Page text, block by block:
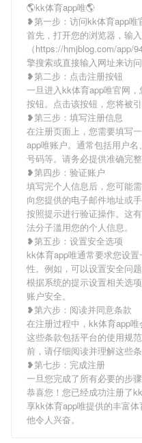
🌎kk体育app唯🌎
❥第一步：访问kk体育app唯
首先，打开您的浏览器，输
（https://hmjblog.com/app/
擎搜索或直接输入网址来访问
❥第二步：点击注册按钮
一旦进入kk体育app唯官网
按钮。点击该按钮，您将被引
❥第三步：填写注册信息
在注册页面上，您需要填写
app唯账户。通常包括用户
号码等。请务必提供准确完
❥第四步：验证账户
填写完个人信息后，您可能
向您提供的电子邮件地址或
按照提示进行验证操作。这
法分子滥用您的个人信息。
❥第五步：设置安全选项
kk体育app唯通常要求您设
性。例如，可以设置安全问
根据系统的提示设置相关选
账户安全。
❥第六步：阅读并同意条款
在注册过程中，kk体育app唯
这些条款包括平台的使用规
前，请仔细阅读并理解这些
❥第七步：完成注册
一旦您完成了所有必要的步
恭喜您！您已经成功注册了
享kk体育app唯提供的丰富
他令人兴奋。